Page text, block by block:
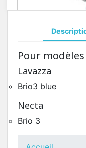
Pièces
Pour modèles
Lavazza
Brio3 blue
Necta
Brio 3